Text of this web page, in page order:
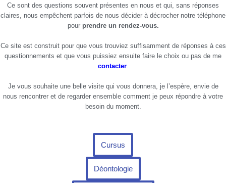
Ce sont des questions souvent présentes en nous et qui, sans réponses
claires, nous empêchent parfois de nous décider à décrocher notre téléphone
pour prendre un rendez-vous.
Ce site est construit pour que vous trouviez suffisamment de réponses à ces
questionnements et que vous puissiez ensuite faire le choix ou pas de me
contacter.
Je vous souhaite une belle visite qui vous donnera, je l’espère, envie de
nous rencontrer et de regarder ensemble comment je peux répondre à votre
besoin du moment.
Cursus
Déontologie